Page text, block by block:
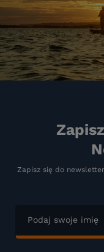
Zapisz się do
Podaj swoje imię